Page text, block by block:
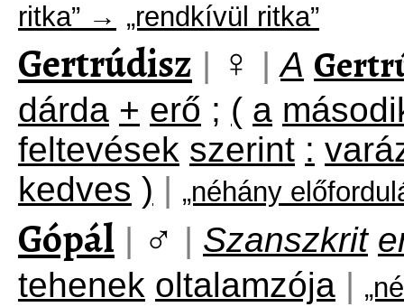
ritka” → „rendkívül ritka”
Gertrúdisz | ♀ | A
dárda + erő ; ( a
feltevések szerint :
kedves ) | „néhány
Gópál | ♂ | Szanszkrit
tehenek oltalamzója |